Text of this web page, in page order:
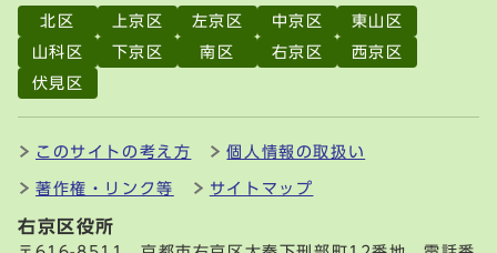
北区 上京区 左京区 中京区
東山区
山科区
下京区 南区 右京区
西京区
伏見区
このサイトの考え方 個人情報の取扱い
著作権・リンク等 サイトマップ
右京区役所